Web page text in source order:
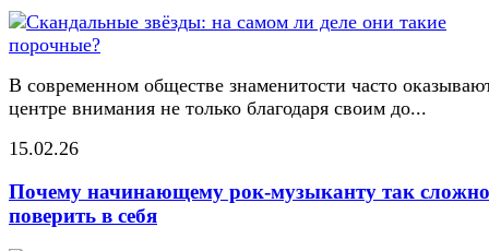
В современном обществе знаменитости часто
центре внимания не только благодаря своим до...
15.02.26
Почему начинающему рок-музыканту так сложно
поверить в себя